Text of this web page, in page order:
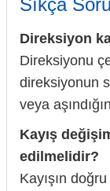
Direksiyon
Direksiyonu
direksiyonun
veya
Kayış
edilmelidir?
Kayışın